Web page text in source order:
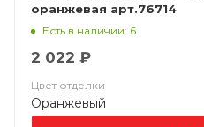
оранжевая арт.76714
Есть в наличии: 6
2 022 ₽
Цвет отделки
Оранжевый